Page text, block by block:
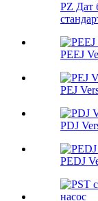
PZ Дат
PEEJ
PEJ
PDJ
PEDJ